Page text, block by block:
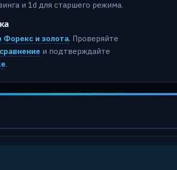
и 1d для старшего режима.
Форекс и золота. Проверяйте
сравнение и подтверждайте
.